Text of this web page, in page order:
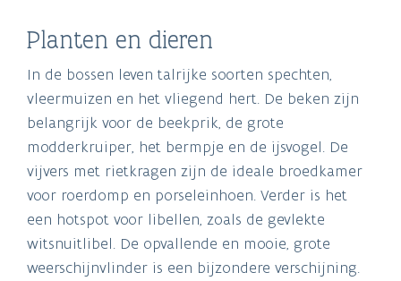
Planten en dieren
In de bossen leven talrijke soorten spechten,
vleermuizen en het vliegend hert. De beken zijn
belangrijk voor de beekprik, de grote
modderkruiper, het bermpje en de ijsvogel. De
vijvers met rietkragen zijn de ideale broedkamer
voor roerdomp en porseleinhoen. Verder is het
een hotspot voor libellen, zoals de gevlekte
witsnuitlibel. De opvallende en mooie, grote
weerschijnvlinder is een bijzondere verschijning.